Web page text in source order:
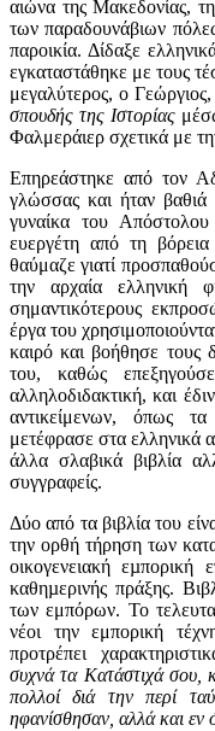
αιώνα της Μακεδονίας,
των παραδουνάβιων
παροικία. Δίδαξε
εγκαταστάθηκε με τους
μεγαλύτερος, ο
σπουδής της Ιστορίας
Φαλμεράιερ σχετικά με
Επηρεάστηκε από τον
γλώσσας και ήταν βαθιά
γυναίκα του
ευεργέτη από τη
θαύμαζε γιατί
την αρχαία ελληνική
σημαντικότερους
έργα του
καιρό και βοήθησε τους
του, καθώς
αλληλοδιδακτική, και
αντικείμενων, όπως
μετέφρασε στα ελληνικά
άλλα σλαβικά βιβλία
συγγραφείς.
Δύο από τα βιβλία του
την ορθή τήρηση των
οικογενειακή εµπορική
καθηµερινής πράξης.
των εμπόρων. Το
νέοι την εμπορική
προτρέπει
συχνά τα Κατάστιχά σου,
πολλοί διά την περί
ηφανίσθησαν, αλλά και